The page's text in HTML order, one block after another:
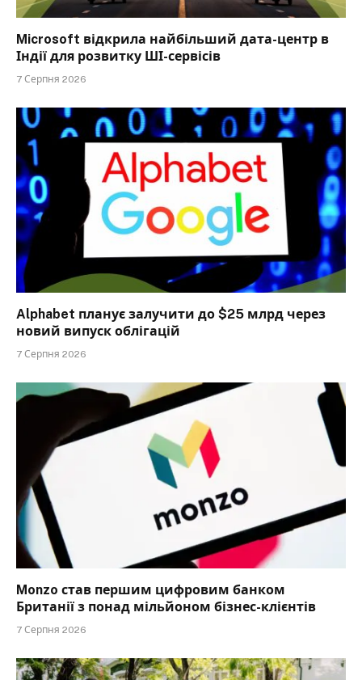
Microsoft відкрила найбільший дата-центр в
Індії для розвитку ШІ-сервісів
7 Серпня 2026
Alphabet планує залучити до $25 млрд через
новий випуск облігацій
7 Серпня 2026
Monzo став першим цифровим банком
Британії з понад мільйоном бізнес-клієнтів
7 Серпня 2026